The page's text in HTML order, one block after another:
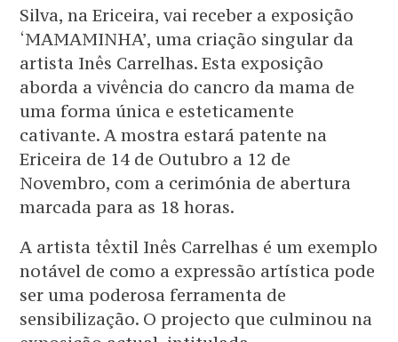
Silva, na Ericeira, vai receber a exposição
‘MAMAMINHA’, uma criação singular da
artista Inês Carrelhas. Esta exposição
aborda a vivência do cancro da mama de
uma forma única e esteticamente
cativante. A mostra estará patente na
Ericeira de 14 de Outubro a 12 de
Novembro, com a cerimónia de abertura
marcada para as 18 horas.
A artista têxtil Inês Carrelhas é um exemplo
notável de como a expressão artística pode
ser uma poderosa ferramenta de
sensibilização. O projecto que culminou na